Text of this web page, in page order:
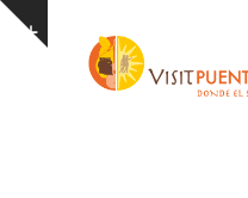
Skip
Show